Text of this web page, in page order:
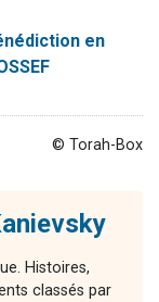
en
© Torah-Box
Histoires,
classés par